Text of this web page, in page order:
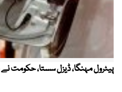
پیٹرول مہنگا، ڈیزل سستا، حکومت نے